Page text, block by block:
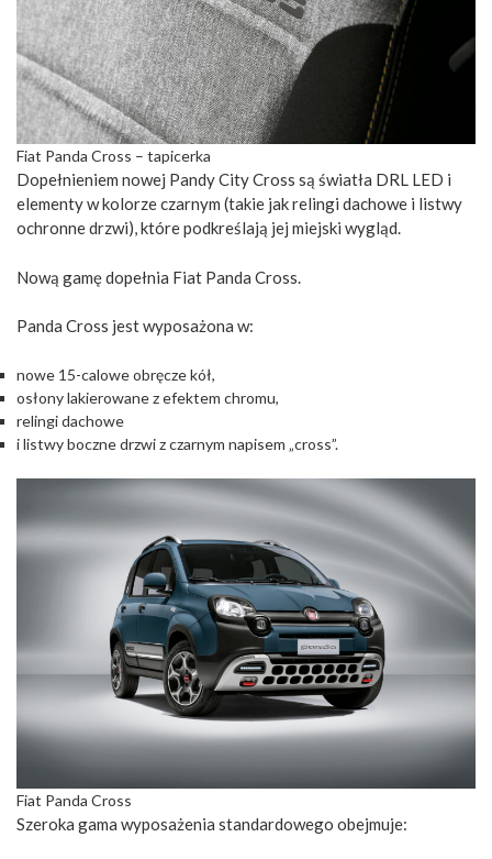
Fiat Panda Cross – tapicerka
Dopełnieniem nowej Pandy City Cross są światła DRL LED i
elementy w kolorze czarnym (takie jak relingi dachowe i listwy
ochronne drzwi), które podkreślają jej miejski wygląd.
Nową gamę dopełnia Fiat Panda Cross.
Panda Cross jest wyposażona w:
nowe 15-calowe obręcze kół,
osłony lakierowane z efektem chromu,
relingi dachowe
i listwy boczne drzwi z czarnym napisem „cross”.
Fiat Panda Cross
Szeroka gama wyposażenia standardowego obejmuje: